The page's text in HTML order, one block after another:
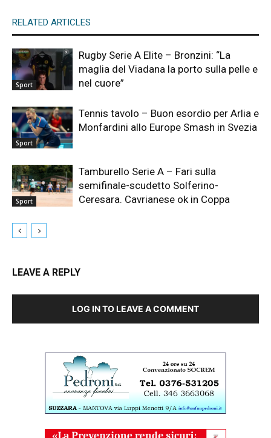
RELATED ARTICLES
Sport
Rugby Serie A Elite – Bronzini: “La
maglia del Viadana la porto sulla pelle e
nel cuore”
Sport
Tennis tavolo – Buon esordio per Arlia e
Monfardini allo Europe Smash in Svezia
Sport
Tamburello Serie A – Fari sulla
semifinale-scudetto Solferino-
Ceresara. Cavrianese ok in Coppa
LEAVE A REPLY
LOG IN TO LEAVE A COMMENT